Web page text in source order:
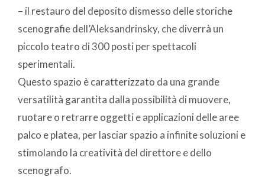
– il restauro del deposito dismesso delle storiche
scenografie dell’Aleksandrinsky, che diverrà un
piccolo teatro di 300 posti per spettacoli
sperimentali.
Questo spazio è caratterizzato da una grande
versatilità garantita dalla possibilità di muovere,
ruotare o retrarre oggetti e applicazioni delle aree
palco e platea, per lasciar spazio a infinite soluzioni e
stimolando la creatività del direttore e dello
scenografo.